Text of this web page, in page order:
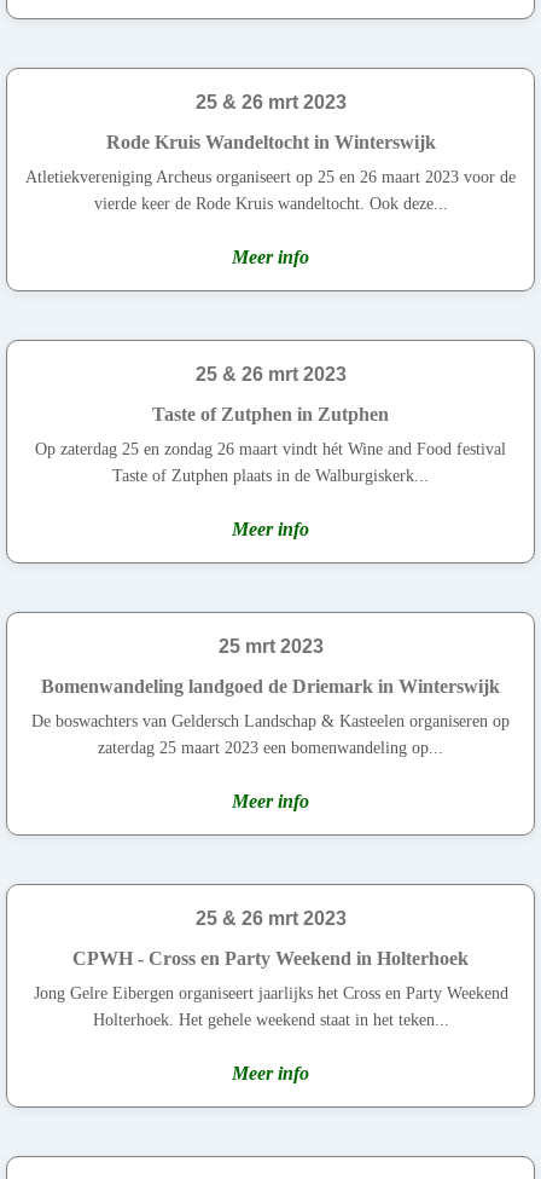
25 & 26 mrt 2023
Rode Kruis Wandeltocht in Winterswijk
Atletiekvereniging Archeus organiseert op 25 en 26 maart 2023 voor de
vierde keer de Rode Kruis wandeltocht. Ook deze...
Meer info
25 & 26 mrt 2023
Taste of Zutphen in Zutphen
Op zaterdag 25 en zondag 26 maart vindt hét Wine and Food festival
Taste of Zutphen plaats in de Walburgiskerk...
Meer info
25 mrt 2023
Bomenwandeling landgoed de Driemark in Winterswijk
De boswachters van Geldersch Landschap & Kasteelen organiseren op
zaterdag 25 maart 2023 een bomenwandeling op...
Meer info
25 & 26 mrt 2023
CPWH - Cross en Party Weekend in Holterhoek
Jong Gelre Eibergen organiseert jaarlijks het Cross en Party Weekend
Holterhoek. Het gehele weekend staat in het teken...
Meer info